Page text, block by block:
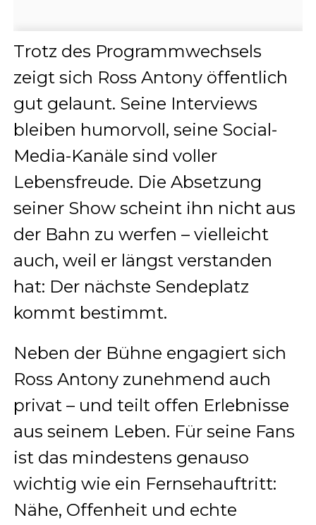
Trotz des Programmwechsels
zeigt sich Ross Antony öffentlich
gut gelaunt. Seine Interviews
bleiben humorvoll, seine Social-
Media-Kanäle sind voller
Lebensfreude. Die Absetzung
seiner Show scheint ihn nicht aus
der Bahn zu werfen – vielleicht
auch, weil er längst verstanden
hat: Der nächste Sendeplatz
kommt bestimmt.
Neben der Bühne engagiert sich
Ross Antony zunehmend auch
privat – und teilt offen Erlebnisse
aus seinem Leben. Für seine Fans
ist das mindestens genauso
wichtig wie ein Fernsehauftritt:
Nähe, Offenheit und echte